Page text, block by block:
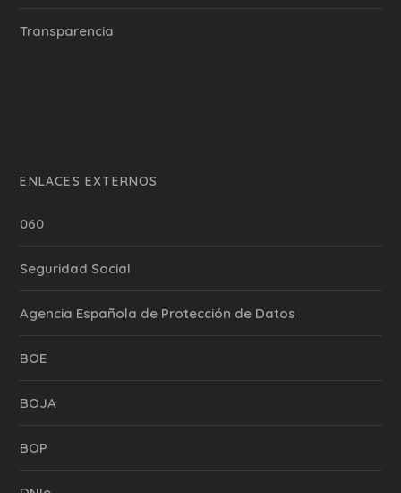
Transparencia
ENLACES EXTERNOS
060
Seguridad Social
Agencia Española de Protección de Datos
BOE
BOJA
BOP